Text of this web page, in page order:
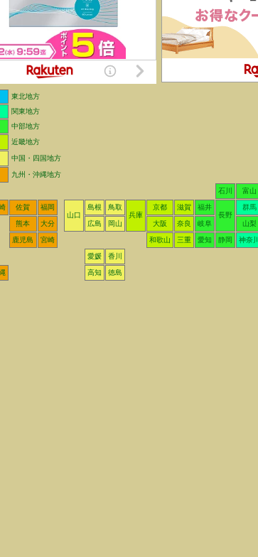
東北地方
関東地方
中部地方
近畿地方
中国・四国地方
九州・沖縄地方
石川 富山
佐賀
福岡
山口
島根
鳥取
兵庫
京都 滋賀
福井
長野
群馬
熊本 大分 広島 岡山 大阪 奈良 岐阜 山梨
鹿児島 宮崎 和歌山 三重 愛知 静岡 神奈川
愛媛 香川
高知 徳島